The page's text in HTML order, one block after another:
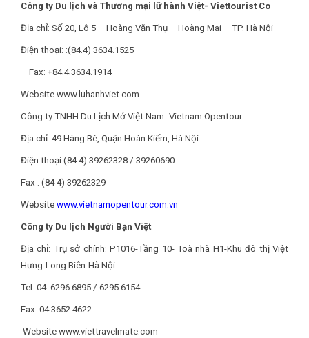
Công ty Du lịch và Thương mại lữ hành Việt- Viettourist Co
Địa chỉ: Số 20, Lô 5 – Hoàng Văn Thụ – Hoàng Mai – TP. Hà Nội
Điện thoại: :(84.4) 3634.1525
– Fax: +84.4.3634.1914
Website www.luhanhviet.com
Công ty TNHH Du Lịch Mở Việt Nam- Vietnam Opentour
Địa chỉ: 49 Hàng Bè, Quận Hoàn Kiếm, Hà Nội
Điện thoại (84 4) 39262328 / 39260690
Fax : (84 4) 39262329
Website www.vietnamopentour.com.vn
Công ty Du lịch Người Bạn Việt
Địa chỉ: Trụ sở chính: P1016-Tầng 10- Toà nhà H1-Khu đô thị Việt
Hưng-Long Biên-Hà Nội
Tel: 04. 6296 6895 / 6295 6154
Fax: 04 3652 4622
Website www.viettravelmate.com